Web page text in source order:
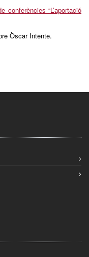
conferències “L’aportació
Òscar Intente.